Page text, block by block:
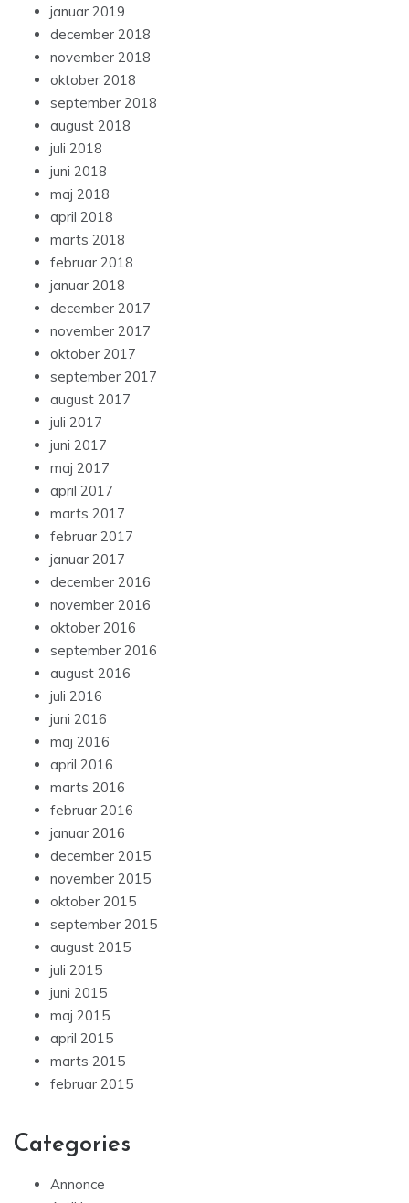
januar 2019
december 2018
november 2018
oktober 2018
september 2018
august 2018
juli 2018
juni 2018
maj 2018
april 2018
marts 2018
februar 2018
januar 2018
december 2017
november 2017
oktober 2017
september 2017
august 2017
juli 2017
juni 2017
maj 2017
april 2017
marts 2017
februar 2017
januar 2017
december 2016
november 2016
oktober 2016
september 2016
august 2016
juli 2016
juni 2016
maj 2016
april 2016
marts 2016
februar 2016
januar 2016
december 2015
november 2015
oktober 2015
september 2015
august 2015
juli 2015
juni 2015
maj 2015
april 2015
marts 2015
februar 2015
Categories
Annonce